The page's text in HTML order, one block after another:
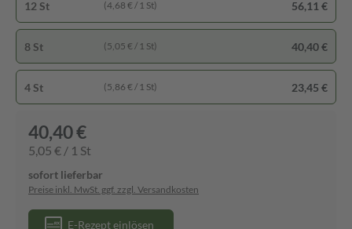
12 St (4,68 € / 1 St) 56,11 €
8 St (5,05 € / 1 St) 40,40 €
4 St (5,86 € / 1 St) 23,45 €
40,40 €
5,05 € / 1 St
sofort lieferbar
Preise inkl. MwSt. ggf. zzgl. Versandkosten
E-Rezept einlösen